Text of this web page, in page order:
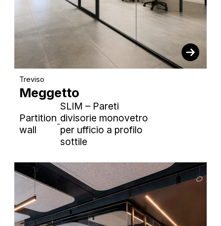
Treviso
Meggetto
Partition
wall
-
SLIM – Pareti
divisorie monovetro
per ufficio a profilo
sottile